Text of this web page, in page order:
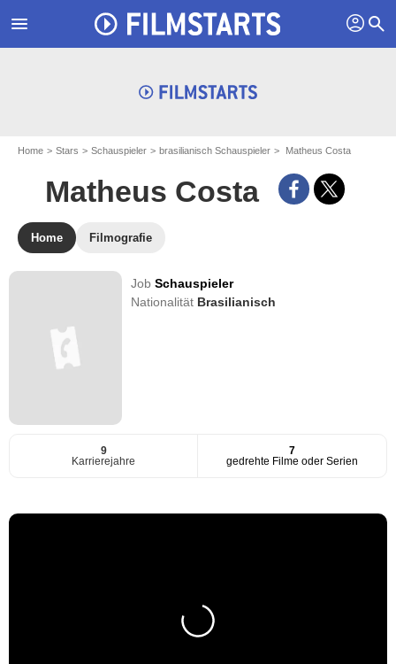
menu profil search
Home Stars Schauspieler brasilianisch Schauspieler Matheus Costa
Matheus Costa
Home Filmografie
JobSchauspieler
Nationalität Brasilianisch
9
Karrierejahre
7
gedrehte Filme oder Serien